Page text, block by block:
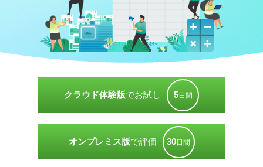
クラウド体験版でお試し 5日間
オンプレミス版で評価 30日間